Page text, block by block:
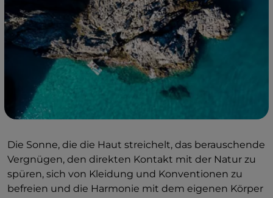
Die Sonne, die die Haut streichelt, das berauschende
Vergnügen, den direkten Kontakt mit der Natur zu
spüren, sich von Kleidung und Konventionen zu
befreien und die Harmonie mit dem eigenen Körper